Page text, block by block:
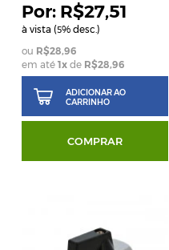
R$27,51
à vista (5% desc.)
R$28,96
em até1x de R$28,96
ADICIONAR AO
CARRINHO
COMPRAR